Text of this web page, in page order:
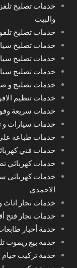
خدمات تصليح
والبيت
خدمات تصليح
خدمات تصليح
خدمات تصليح
خدمات تصليح
خدمات تصليح و
خدمات تنظيم
خدمات سريعة
خدمات سيارات و
خدمات طباعة
خدمات فني
خدمات كهربائي
خدمات كهربائي
الاحمدي
خدمات نجار اثاث
خدمات نجار فتح
خدمة أحبار
خدمة بيع ريموت
خدمة تركيب